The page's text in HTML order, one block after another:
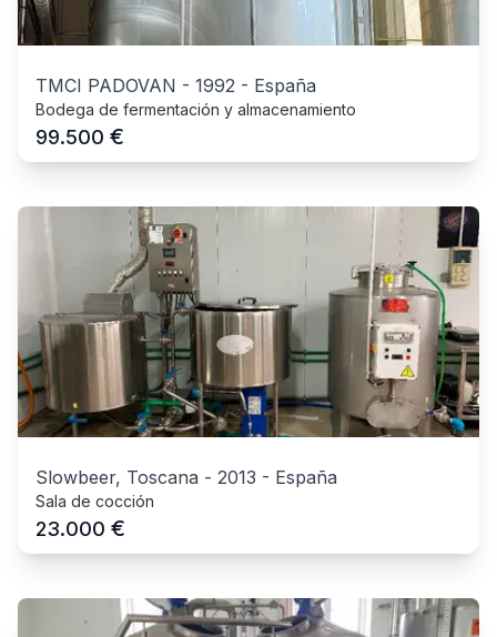
TMCI PADOVAN - 1992 - España
Bodega de fermentación y almacenamiento
99.500 €
Slowbeer, Toscana - 2013 - España
Sala de cocción
23.000 €